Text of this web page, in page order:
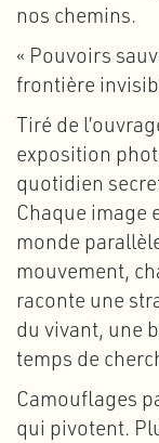
nos chemins.
« Pouvoirs
frontière
Tiré de
exposition
quotidien
Chaque image
monde
mouvement,
raconte une
du vivant, une
temps de
Camouflages
qui pivotent.